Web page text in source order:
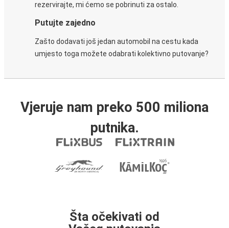
rezervirajte, mi ćemo se pobrinuti za ostalo.
Putujte zajedno
Zašto dodavati još jedan automobil na cestu kada
umjesto toga možete odabrati kolektivno putovanje?
Vjeruje nam preko 500 miliona
putnika.
Šta očekivati od